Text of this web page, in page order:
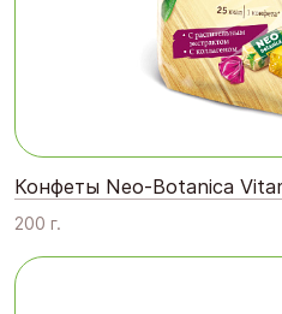
Конфеты Neo-Botanica
200 г.